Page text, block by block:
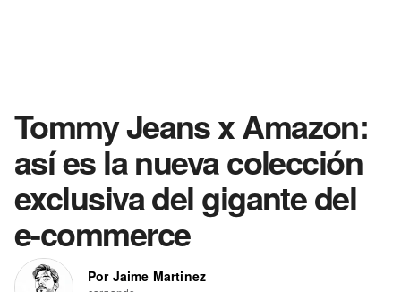
Tommy Jeans x Amazon:
así es la nueva colección
exclusiva del gigante del
e-commerce
Por Jaime Martinez